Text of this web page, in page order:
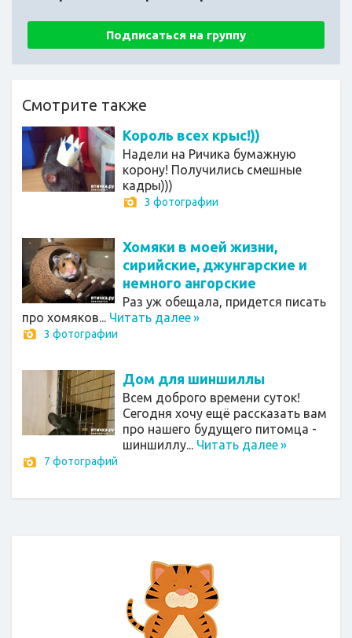
Подписаться на группу
Смотрите также
Король всех крыс!))
Надели на Ричика бумажную
корону! Получились смешные
кадры)))
3 фотографии
Хомяки в моей жизни,
сирийские, джунгарские и
немного ангорские
Раз уж обещала, придется писать
про хомяков... Читать далее»
3 фотографии
Дом для шиншиллы
Всем доброго времени суток!
Сегодня хочу ещё рассказать вам
про нашего будущего питомца -
шиншиллу... Читать далее»
7 фотографий